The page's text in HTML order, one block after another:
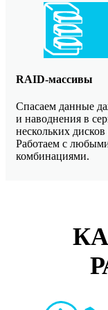
RAID-массивы
Спасаем данные
и наводнения в
нескольких дисков
Работаем с
комбинациями.